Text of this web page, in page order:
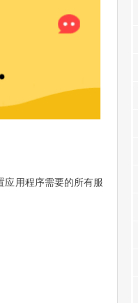
应用程序需要的所有服